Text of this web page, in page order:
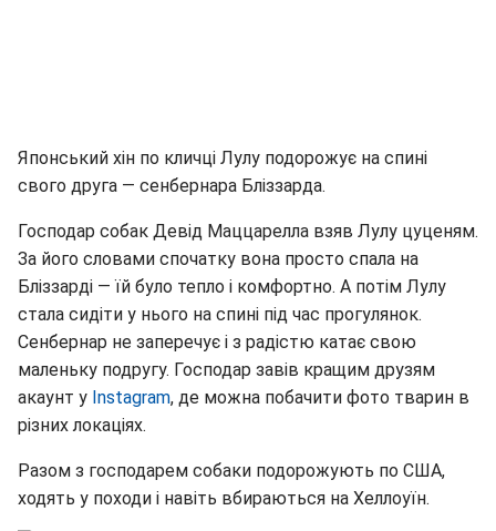
Японський хін по кличці Лулу подорожує на спині
свого друга — сенбернара Бліззарда.
Господар собак Девід Маццарелла взяв Лулу цуценям.
За його словами спочатку вона просто спала на
Бліззарді — їй було тепло і комфортно. А потім Лулу
стала сидіти у нього на спині під час прогулянок.
Сенбернар не заперечує і з радістю катає свою
маленьку подругу. Господар завів кращим друзям
акаунт у Instagram, де можна побачити фото тварин в
різних локаціях.
Разом з господарем собаки подорожують по США,
ходять у походи і навіть вбираються на Хеллоуїн.